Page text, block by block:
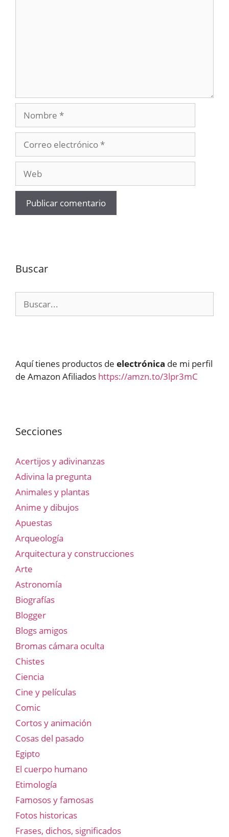
Nombre
electrónico
Buscar
Aquí tienes productos de electrónica de mi perfil
de Amazon Afiliados https://amzn.to/3lpr3mC
Secciones
Acertijos y adivinanzas
Adivina la pregunta
Animales y plantas
Anime y dibujos
Apuestas
Arqueología
Arquitectura y construcciones
Arte
Astronomía
Biografías
Blogger
Blogs amigos
Bromas cámara oculta
Chistes
Ciencia
Cine y películas
Comic
Cortos y animación
Cosas del pasado
Egipto
El cuerpo humano
Etimología
Famosos y famosas
Fotos historicas
Frases, dichos, significados